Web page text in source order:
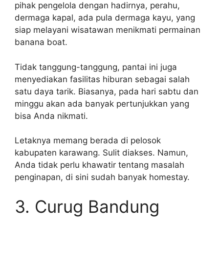
pihak pengelola dengan hadirnya, perahu,
dermaga kapal, ada pula dermaga kayu, yang
siap melayani wisatawan menikmati permainan
banana boat.
Tidak tanggung-tanggung, pantai ini juga
menyediakan fasilitas hiburan sebagai salah
satu daya tarik. Biasanya, pada hari sabtu dan
minggu akan ada banyak pertunjukkan yang
bisa Anda nikmati.
Letaknya memang berada di pelosok
kabupaten karawang. Sulit diakses. Namun,
Anda tidak perlu khawatir tentang masalah
penginapan, di sini sudah banyak homestay.
3. Curug Bandung